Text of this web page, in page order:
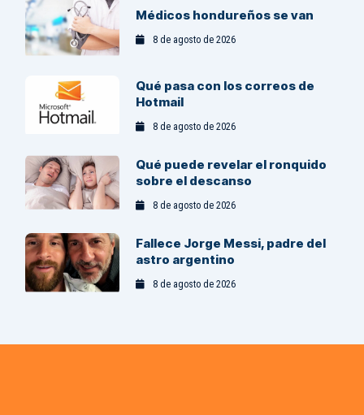
Médicos hondureños se van
8 de agosto de 2026
Qué pasa con los correos de
Hotmail
8 de agosto de 2026
Qué puede revelar el ronquido
sobre el descanso
8 de agosto de 2026
Fallece Jorge Messi, padre del
astro argentino
8 de agosto de 2026